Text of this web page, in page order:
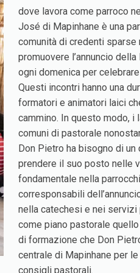
dove lavora come parroco
José di Mapinhane è una
comunità di credenti
promuovere l’annuncio
ogni domenica per
Questi incontri hanno una
formatori e animatori laici
cammino. In questo modo, i
comuni di pastorale
Don Pietro ha bisogno di
prendere il suo posto nelle
fondamentale nella
corresponsabili
nella catechesi e nei servizi
come piano pastorale
di formazione che Don
centrale di Mapinhane per
consigli pastorali.